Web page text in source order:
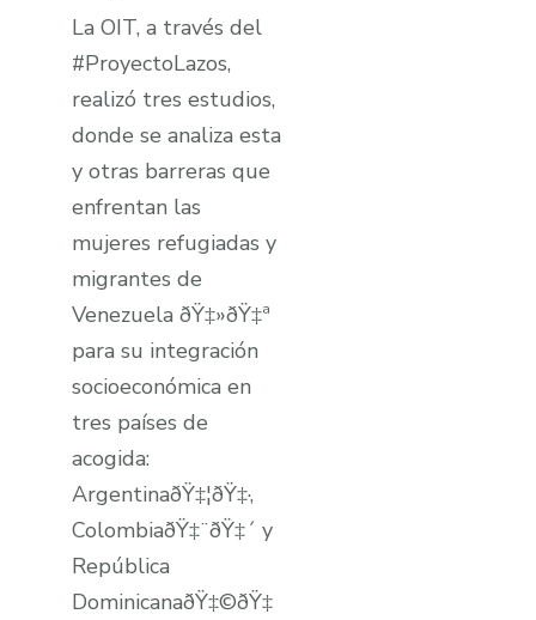
La OIT, a través del
#ProyectoLazos,
realizó tres estudios,
donde se analiza esta
y otras barreras que
enfrentan las
mujeres refugiadas y
migrantes de
Venezuela ðŸ‡»ðŸ‡ª
para su integración
socioeconómica en
tres paí­ses de
acogida:
ArgentinaðŸ‡¦ðŸ‡·,
ColombiaðŸ‡¨ðŸ‡´ y
República
DominicanaðŸ‡©ðŸ‡